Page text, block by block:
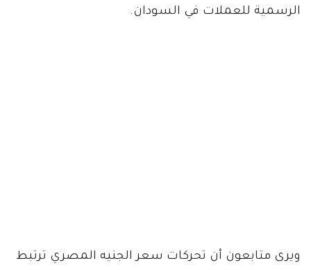
الرسمية للعملات في السودان.
ويرى متابعون أن تحركات سعر الجنيه المصري ترتبط